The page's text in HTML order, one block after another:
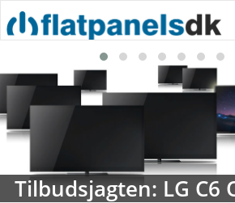
Tilbudsjagten: LG C6